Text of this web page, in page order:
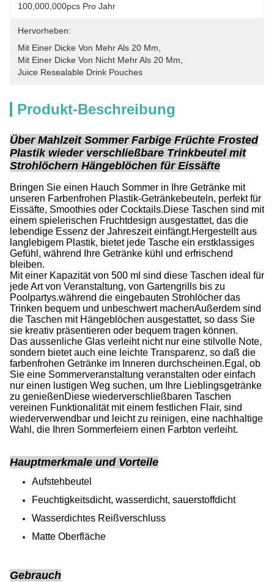
100,000,000pcs Pro Jahr
Hervorheben:
Mit Einer Dicke Von Mehr Als 20 Mm
Mit Einer Dicke Von Nicht Mehr Als 20 Mm
Juice Resealable Drink Pouches
Produkt-Beschreibung
Über Mahlzeit Sommer Farbige Früchte Frosted
Plastik wieder verschließbare Trinkbeutel mit
Strohlöchern Hängeblöchen für Eissäfte
Bringen Sie einen Hauch Sommer in Ihre Getränke mit
unseren Farbenfrohen Plastik-Getränkebeuteln, perfekt für
Eissäfte, Smoothies oder Cocktails.Diese Taschen sind mit
einem spielerischen Fruchtdesign ausgestattet, das die
lebendige Essenz der Jahreszeit einfängt.Hergestellt aus
langlebigem Plastik, bietet jede Tasche ein erstklassiges
Gefühl, während Ihre Getränke kühl und erfrischend
bleiben.
Mit einer Kapazität von 500 ml sind diese Taschen ideal für
jede Art von Veranstaltung, von Gartengrills bis zu
Poolpartys.während die eingebauten Strohlöcher das
Trinken bequem und unbeschwert machenAußerdem sind
die Taschen mit Hängeblöchen ausgestattet, so dass Sie
sie kreativ präsentieren oder bequem tragen können.
Das aussenliche Glas verleiht nicht nur eine stilvolle Note,
sondern bietet auch eine leichte Transparenz, so daß die
farbenfrohen Getränke im Inneren durchscheinen.Egal, ob
Sie eine Sommerveranstaltung veranstalten oder einfach
nur einen lustigen Weg suchen, um Ihre Lieblingsgetränke
zu genießenDiese wiederverschließbaren Taschen
vereinen Funktionalität mit einem festlichen Flair, sind
wiederverwendbar und leicht zu reinigen, eine nachhaltige
Wahl, die Ihren Sommerfeiern einen Farbton verleiht.
Hauptmerkmale und Vorteile
Aufstehbeutel
Feuchtigkeitsdicht, wasserdicht, sauerstoffdicht
Wasserdichtes Reißverschluss
Matte Oberfläche
Gebrauch